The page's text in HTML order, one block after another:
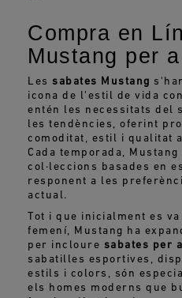
Compra en
Mustang per
Les sabates Mustang
icona de l'estil de vida
entén les necessitats del
les tendències, oferint
comoditat, estil i qualitat
Cada temporada,
col·leccions basades en
responent a les
actual.
Tot i que inicialment es
femení, Mustang ha
per incloure sabates per
sabatilles esportives,
estils i colors, són
els homes moderns que